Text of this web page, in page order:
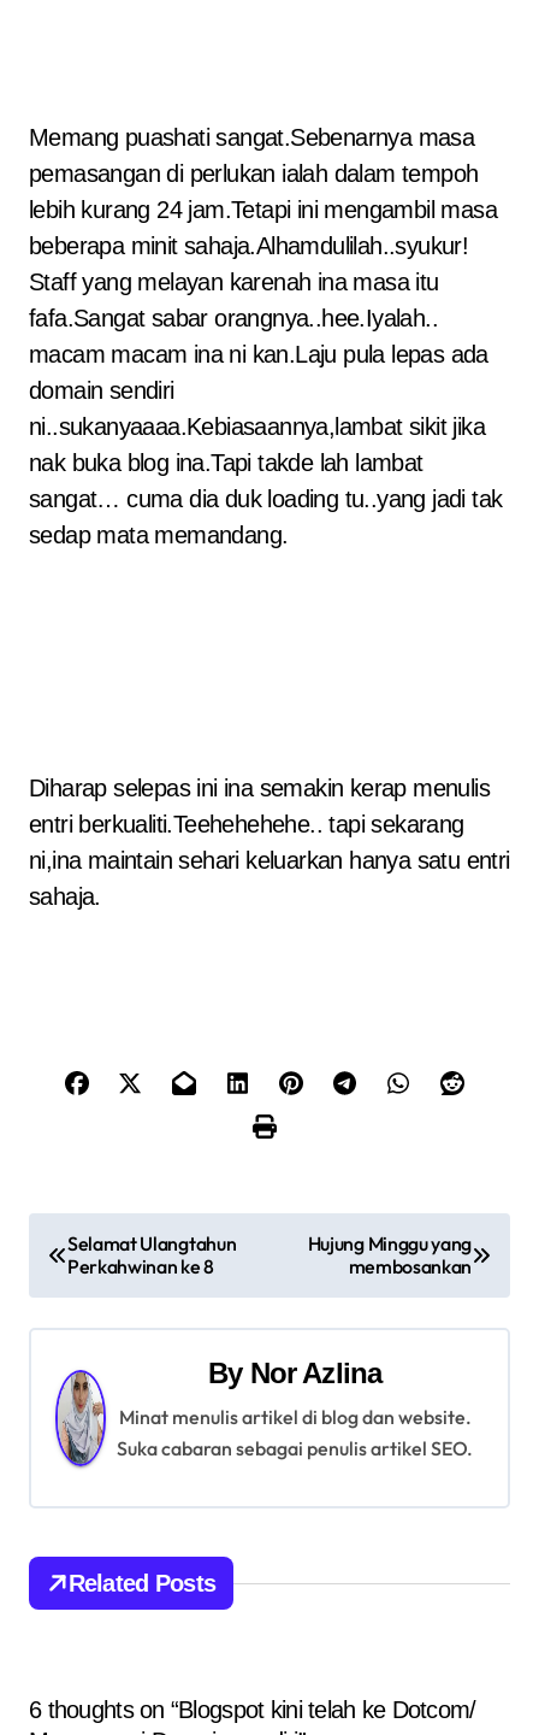
Memang puashati sangat.Sebenarnya masa
pemasangan di perlukan ialah dalam tempoh
lebih kurang 24 jam.Tetapi ini mengambil masa
beberapa minit sahaja.Alhamdulilah..syukur!
Staff yang melayan karenah ina masa itu
fafa.Sangat sabar orangnya..hee.Iyalah..
macam macam ina ni kan.Laju pula lepas ada
domain sendiri
ni..sukanyaaaa.Kebiasaannya,lambat sikit jika
nak buka blog ina.Tapi takde lah lambat
sangat… cuma dia duk loading tu..yang jadi tak
sedap mata memandang.
Diharap selepas ini ina semakin kerap menulis
entri berkualiti.Teehehehehe.. tapi sekarang
ni,ina maintain sehari keluarkan hanya satu entri
sahaja.
o
s
Selamat Ulangtahun
Perkahwinan ke 8
Hujung Minggu yang
membosankan
By Nor Azlina
Minat menulis artikel di blog dan website.
Suka cabaran sebagai penulis artikel SEO.
Related Posts
6 thoughts on “Blogspot kini telah ke Dotcom/